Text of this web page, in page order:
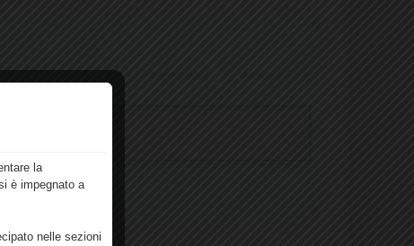
la
è impegnato a
nelle sezioni